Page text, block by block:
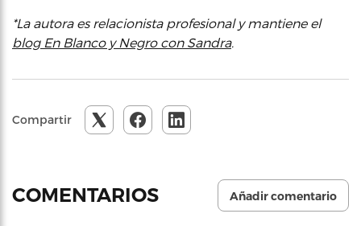
*La autora es relacionista profesional y mantiene el
blog En Blanco y Negro con Sandra.
Compartir
COMENTARIOS Añadir comentario